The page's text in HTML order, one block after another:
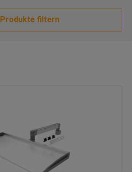
Produkte filtern